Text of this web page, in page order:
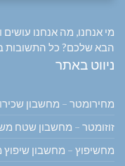
מי אנחנו, מה אנחנו
הבא שלכם? כל התשובות
ניווט באתר
מחירומטר – מחשבון
זוזומטר – מחשבון שטח
מחשיפוץ – מחשבון